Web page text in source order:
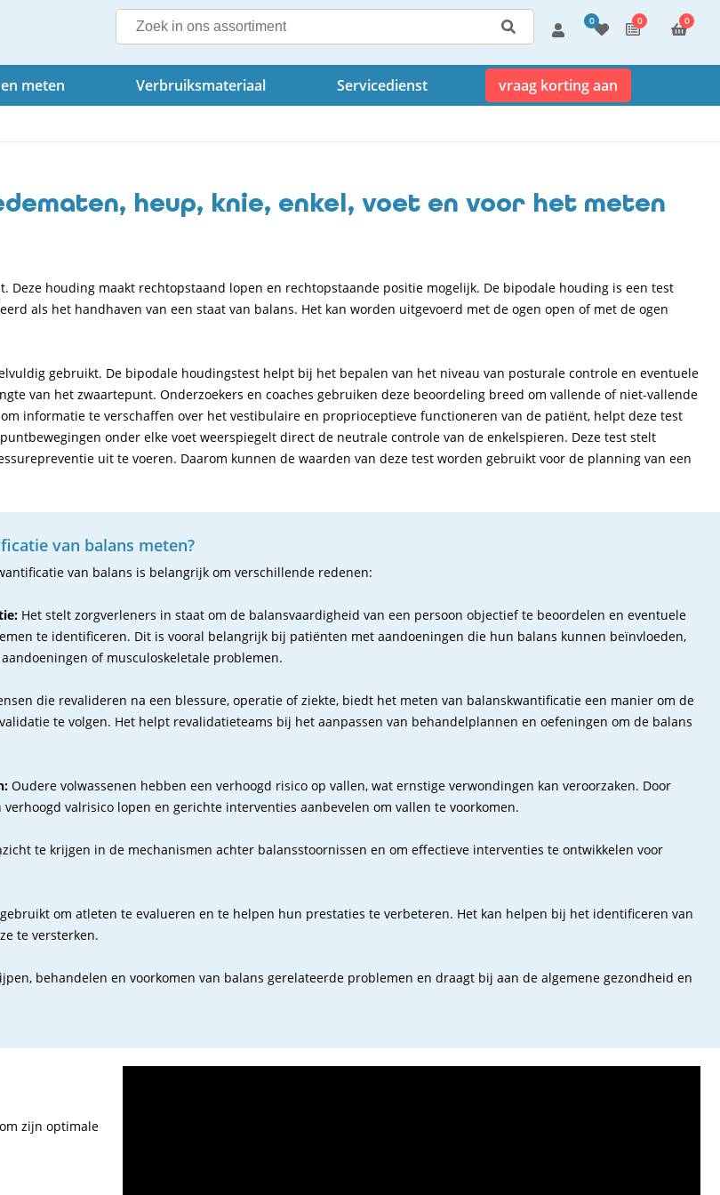
0 0 0
meten Verbruiksmateriaal Servicedienst vraag korting aan
heup, knie, enkel, voet en voor het meten
houding maakt rechtopstaand lopen en rechtopstaande positie mogelijk. De bipodale houding is een test
als het handhaven van een staat van balans. Het kan worden uitgevoerd met de ogen open of met de ogen
gebruikt. De bipodale houdingstest helpt bij het bepalen van het niveau van posturale controle en eventuele
van het zwaartepunt. Onderzoekers en coaches gebruiken deze beoordeling breed om vallende of niet-vallende
informatie te verschaffen over het vestibulaire en proprioceptieve functioneren van de patiënt, helpt deze test
onder elke voet weerspiegelt direct de neutrale controle van de enkelspieren. Deze test stelt
uit te voeren. Daarom kunnen de waarden van deze test worden gebruikt voor de planning van een
van balans meten?
van balans is belangrijk om verschillende redenen:
Het stelt zorgverleners in staat om de balansvaardigheid van een persoon objectief te beoordelen en eventuele
te identificeren. Dit is vooral belangrijk bij patiënten met aandoeningen die hun balans kunnen beïnvloeden,
of musculoskeletale problemen.
die revalideren na een blessure, operatie of ziekte, biedt het meten van balanskwantificatie een manier om de
te volgen. Het helpt revalidatieteams bij het aanpassen van behandelplannen en oefeningen om de balans
Oudere volwassenen hebben een verhoogd risico op vallen, wat ernstige verwondingen kan veroorzaken. Door
valrisico lopen en gerichte interventies aanbevelen om vallen te voorkomen.
te krijgen in de mechanismen achter balansstoornissen en om effectieve interventies te ontwikkelen voor
om atleten te evalueren en te helpen hun prestaties te verbeteren. Het kan helpen bij het identificeren van
te versterken.
behandelen en voorkomen van balans gerelateerde problemen en draagt bij aan de algemene gezondheid en
zijn optimale